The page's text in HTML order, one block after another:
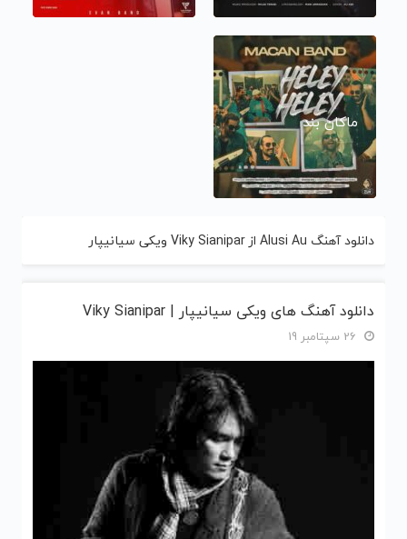
ماکان بند
دانلود آهنگ Alusi Au از Viky Sianipar ویکی سیانیپار
دانلود آهنگ های ویکی سیانیپار | Viky Sianipar